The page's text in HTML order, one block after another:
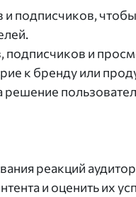
подписчиков,
подписчиков и
к бренду или
решение
реакций
и оценить их